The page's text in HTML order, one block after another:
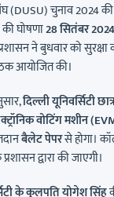
(DUSU) चुनाव 2024 की
घोषणा28 सितंबर 2024
ने बुधवार को
आयोजित की।
दिल्ली यूनिवर्सिटी
वोटिंग मशीन
बैलेट पेपरसे होगा।
द्वारा की जाएगी।
के कुलपति योगेश सिंह